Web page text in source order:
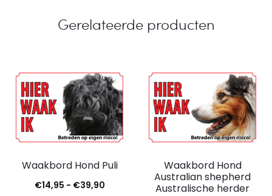
Gerelateerde producten
Waakbord Hond Puli
€14,95 - €39,90
Waakbord Hond
Australian shepherd
Australische herder